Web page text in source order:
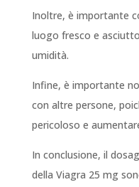
Inoltre, è importante
luogo fresco e
umidità.
Infine, è importante
con altre persone,
pericoloso e
In conclusione, il
della Viagra 25 mg